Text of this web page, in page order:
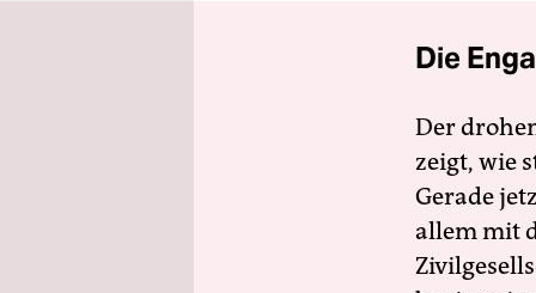
Die
Der
zeigt, wie
Gerade
allem mit